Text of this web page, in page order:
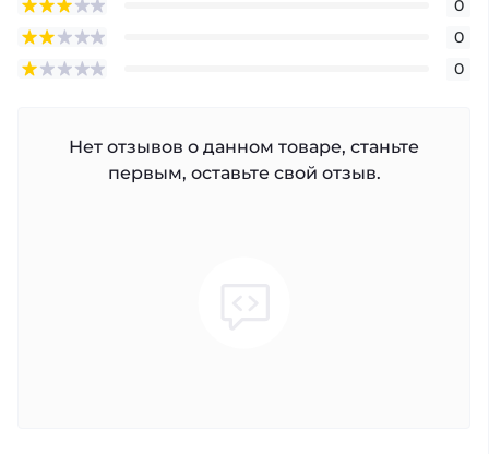
0
0
0
Нет отзывов о данном товаре, станьте
первым, оставьте свой отзыв.